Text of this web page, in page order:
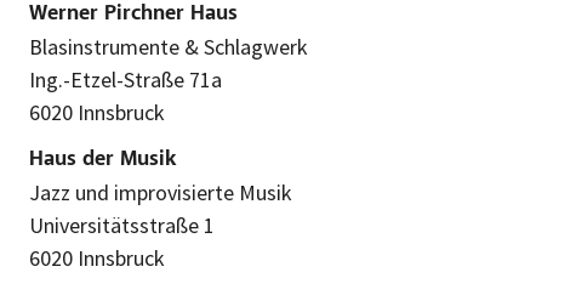
Werner Pirchner Haus
Blasinstrumente & Schlagwerk
Ing.-Etzel-Straße 71a
6020 Innsbruck
Haus der Musik
Jazz und improvisierte Musik
Universitätsstraße 1
6020 Innsbruck